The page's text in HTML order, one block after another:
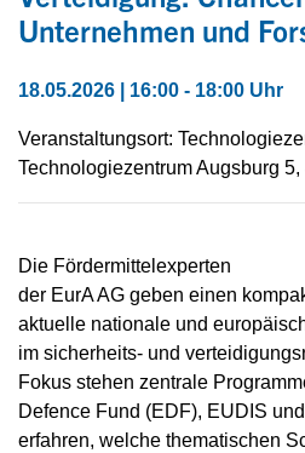
Unternehmen und
18.05.2026 | 16:00 - 18:00 Uhr
Veranstaltungsort:
Technologiezentrum Augsburg
Die Fördermittelexperten
der EurA AG geben einen
aktuelle nationale und
im sicherheits- und
Fokus stehen zentrale
Defence Fund (EDF), EUDIS
erfahren, welche thematischen